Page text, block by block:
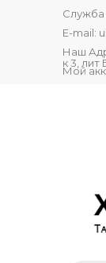
Служба
E-mail:
Наш
к 3, лит
Мой